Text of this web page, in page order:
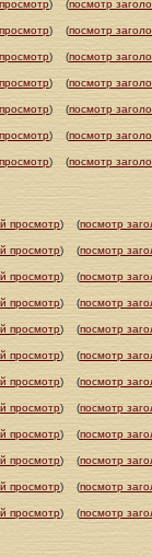
) (посмотр
) (посмотр
) (посмотр
) (посмотр
) (посмотр
) (посмотр
) (посмотр
просмотр) (посмотр
просмотр) (посмотр
просмотр) (посмотр
просмотр) (посмотр
просмотр) (посмотр
просмотр) (посмотр
просмотр) (посмотр
просмотр) (посмотр
просмотр) (посмотр
просмотр) (посмотр
просмотр) (посмотр
просмотр) (посмотр